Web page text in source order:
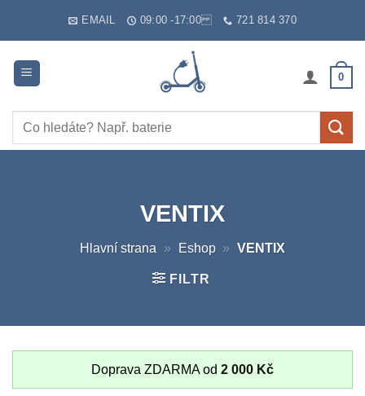
EMAIL 09:00 -17:00 721 814 370
0
Hledat:
VENTIX
Hlavní strana » Eshop » VENTIX
FILTR
Doprava ZDARMA od 2 000 Kč